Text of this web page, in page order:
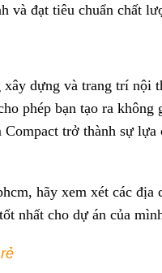
và đạt tiêu chuẩn chất
dựng và trang trí nội
phép bạn tạo ra
trở thành sự lựa
hãy xem xét các
nhất cho dự án của